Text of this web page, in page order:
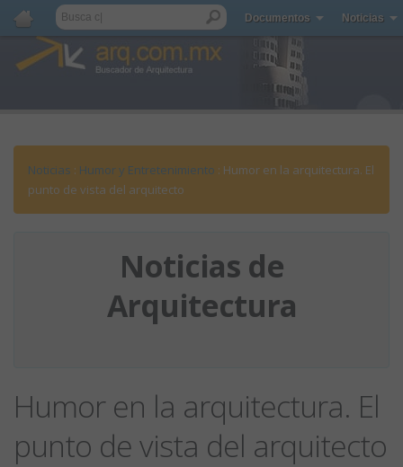
Documentos Noticias
Noticias : Humor y Entretenimiento : Humor en la arquitectura. El
punto de vista del arquitecto
Noticias de
Arquitectura
Humor en la arquitectura. El
punto de vista del arquitecto